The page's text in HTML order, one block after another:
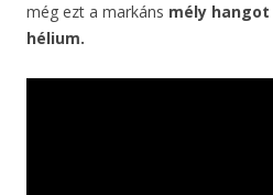
még ezt a markáns mély
hélium.